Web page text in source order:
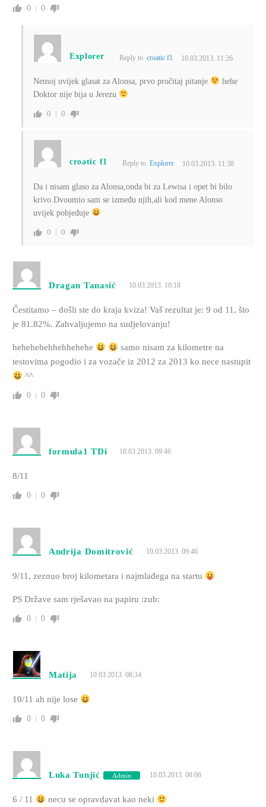
0 0
Explorer Reply to croatic f1 10.03.2013. 11:26
Nemoj uvijek glasat za Alonsa, prvo pročitaj pitanje
hehe
Doktor nije bija u Jerezu
0 0
croatic f1 Reply to Explorer 10.03.2013. 11:38
Da i nisam glaso za Alonsa,onda bi za Lewisa i opet bi bilo
krivo.Dvoumio sam se između njih,ali kod mene Alonso
uvijek pobjeđuje
0 0
Dragan Tanasić 10.03.2013. 10:18
Čestitamo – došli ste do kraja kviza! Vaš rezultat je: 9 od 11, što
je 81.82%. Zahvaljujemo na sudjelovanju!
hehehehehhehhehehe
samo nisam za kilometre na
testovima pogodio i za vozače iz 2012 za 2013 ko nece nastupit
^^
0 0
formula1 TDi 10.03.2013. 09:46
8/11
0 0
Andrija Domitrović 10.03.2013. 09:46
9/11, zeznuo broj kilometara i najmlađega na startu
PS Države sam rješavao na papiru :zub:
0 0
Matija 10.03.2013. 08:34
10/11 ah nije lose
0 0
Luka Tunjić Admin 10.03.2013. 08:06
6 / 11 necu se opravdavat kao neki